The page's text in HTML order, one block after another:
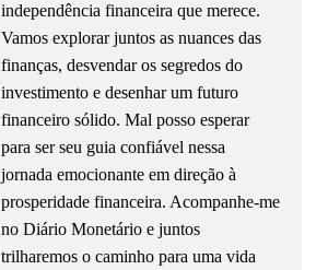
independência financeira que merece.
Vamos explorar juntos as nuances das
finanças, desvendar os segredos do
investimento e desenhar um futuro
financeiro sólido. Mal posso esperar
para ser seu guia confiável nessa
jornada emocionante em direção à
prosperidade financeira. Acompanhe-me
no Diário Monetário e juntos
trilharemos o caminho para uma vida